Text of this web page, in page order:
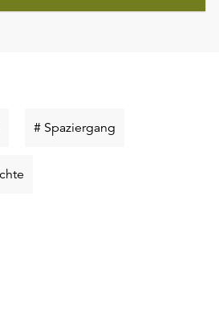
Schlüsselwort
# Spaziergang